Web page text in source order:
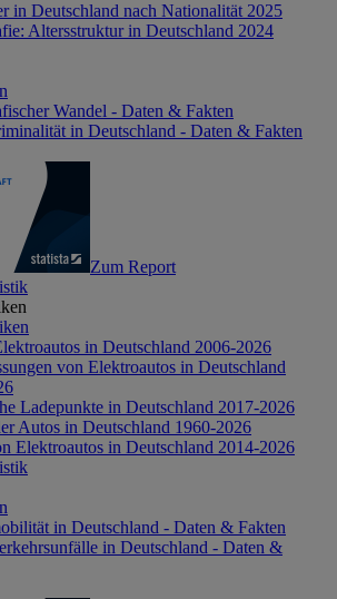
in Deutschland nach Nationalität 2025
Altersstruktur in Deutschland 2024
Wandel - Daten & Fakten
in Deutschland - Daten & Fakten
Zum Report
in Deutschland 2006-2026
von Elektroautos in Deutschland
Ladepunkte in Deutschland 2017-2026
Autos in Deutschland 1960-2026
Elektroautos in Deutschland 2014-2026
in Deutschland - Daten & Fakten
in Deutschland - Daten &